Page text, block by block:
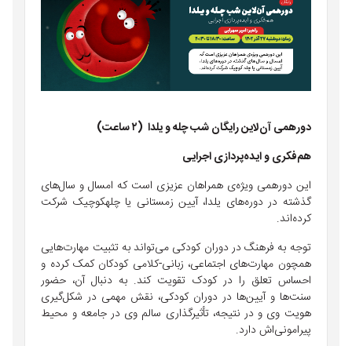
دورهمیآن‌لاینرایگانشبچلهویلدا (٢ساعت)
هم‌فکریوایده‌پردازیاجرایی
این دورهمی ویژه‌ی همراهان عزیزی است که امسال و سال‌های
گذشته در دوره‌های یلدا، آیین زمستانی یا چلهکوچیک شرکت
کرده‌اند.
توجه به فرهنگ در دوران کودکی می‌تواند به تثبیت مهارت‌هایی
همچون مهارت‌های اجتماعی، زبانی-کلامی کودکان کمک کرده و
احساس تعلق را در کودک تقویت کند. به دنبال آن، حضور
سنت‌ها و آیین‌ها در دوران کودکی، نقش مهمی در شکل‌گیری
هویت وی و در نتیجه، تأثیرگذاری سالم وی در جامعه و محیط
پیرامونی‌اش دارد.